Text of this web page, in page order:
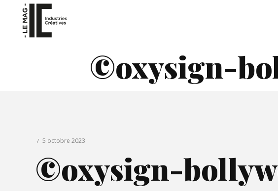
©oxysign-
5 octobre 2023
©oxysign-